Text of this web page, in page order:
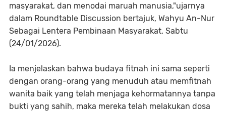
masyarakat, dan menodai maruah manusia,"ujarnya
dalam Roundtable Discussion bertajuk, Wahyu An-Nur
Sebagai Lentera Pembinaan Masyarakat, Sabtu
(24/01/2026).
Ia menjelaskan bahwa budaya fitnah ini sama seperti
dengan orang-orang yang menuduh atau memfitnah
wanita baik yang telah menjaga kehormatannya tanpa
bukti yang sahih, maka mereka telah melakukan dosa